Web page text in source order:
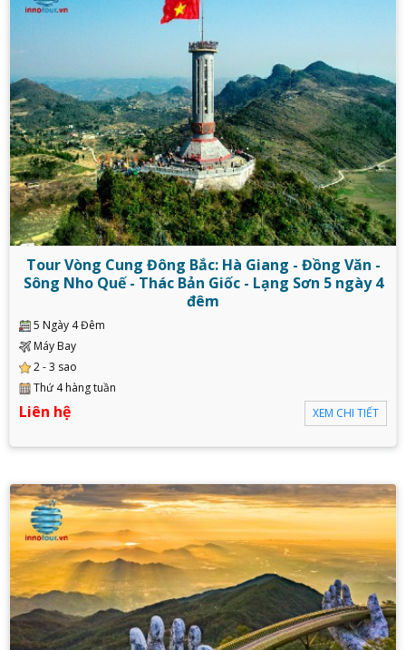
Tour Vòng Cung Đông Bắc: Hà Giang - Đồng Văn -
Sông Nho Quế - Thác Bản Giốc - Lạng Sơn 5 ngày 4
đêm
5 Ngày 4 Đêm
Máy Bay
2 - 3 sao
Thứ 4 hàng tuần
Liên hệ XEM CHI TIẾT